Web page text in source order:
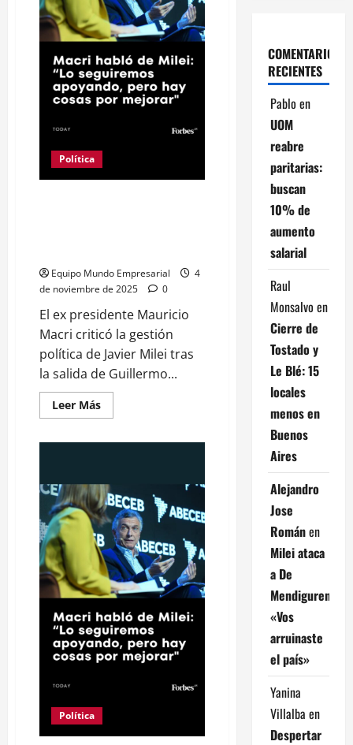
Política
Equipo Mundo Empresarial
4
de noviembre de 2025
0
El ex presidente Mauricio
Macri criticó la gestión
política de Javier Milei tras
la salida de Guillermo...
Leer MásLeer
más
a
marcar
diferencias
con
Javier
Milei:
“No
estoy
enojado,
yo
salí
decepcionado”
Política
COMENTARIOS
RECIENTES
Pablo en
UOM
reabre
paritarias:
buscan
10% de
aumento
salarial
Raul
Monsalvo en
Cierre de
Tostado y
Le Blé: 15
locales
menos en
Buenos
Aires
Alejandro
Jose
Románen
Milei ataca
a De
Mendiguren:
«Vos
arruinaste
el país»
Yanina
Villalba en
Despertar